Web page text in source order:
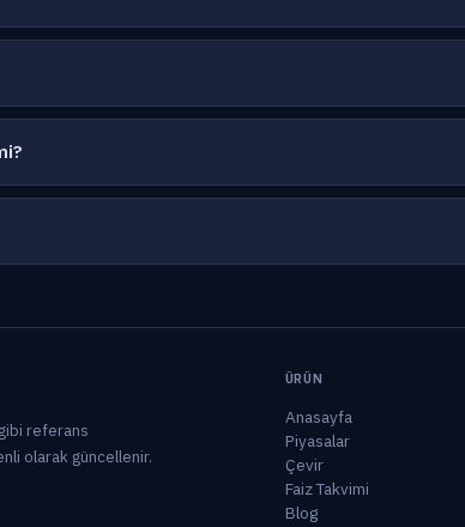
referans
olarak güncellenir.
ÜRÜN
Anasayfa
Piyasalar
Çevir
Faiz Takvimi
Blog